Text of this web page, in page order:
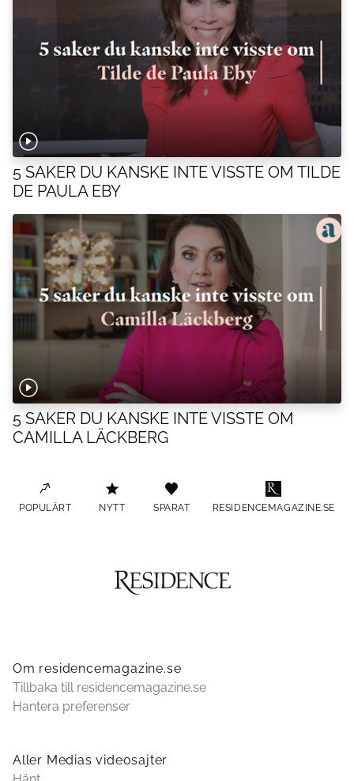
5 SAKER DU KANSKE INTE VISSTE OM TILDE
DE PAULA EBY
5 SAKER DU KANSKE INTE VISSTE OM
CAMILLA LÄCKBERG
POPULÄRT NYTT SPARAT RESIDENCEMAGAZINE.SE
Om residencemagazine.se
Tillbaka till residencemagazine.se
Hantera preferenser
Aller Medias videosajter